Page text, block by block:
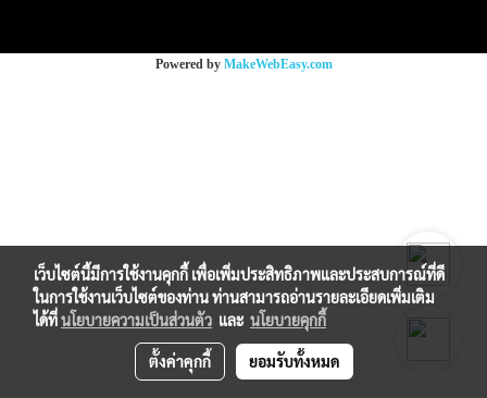
Powered by MakeWebEasy.com
เว็บไซต์นี้มีการใช้งานคุกกี้ เพื่อเพิ่มประสิทธิภาพและประสบการณ์ที่ดี
ในการใช้งานเว็บไซต์ของท่าน ท่านสามารถอ่านรายละเอียดเพิ่มเติม
ได้ที่นโยบายความเป็นส่วนตัว และ นโยบายคุกกี้
ตั้งค่าคุกกี้ ยอมรับทั้งหมด